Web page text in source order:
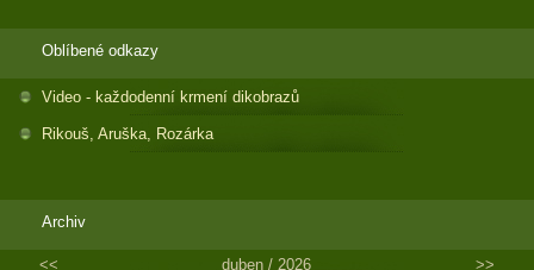
Oblíbené odkazy
Video - každodenní krmení dikobrazů
Rikouš, Aruška, Rozárka
Archiv
<< duben / 2026 >>